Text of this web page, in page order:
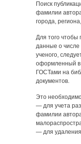
Поиск
фамилии
города,
Для того чтобы
данные о числе
ученого,
оформленный в
ГОСТами на
документов.
Это
— для учета
фамилии
— для